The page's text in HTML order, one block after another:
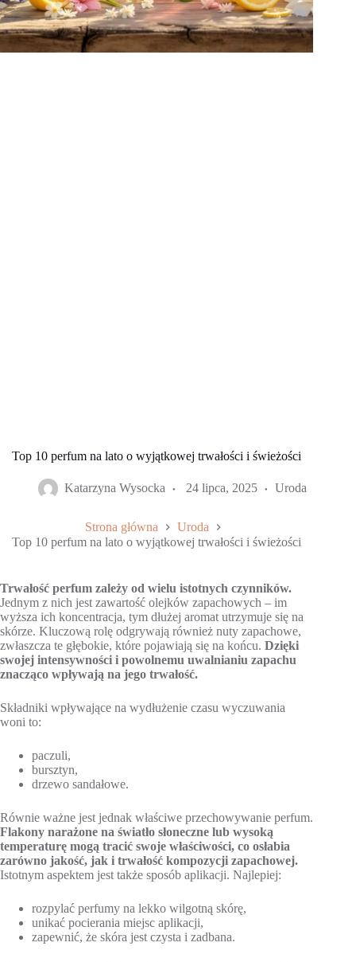
Top 10 perfum na lato o wyjątkowej trwałości i świeżości
Katarzyna Wysocka 24 lipca, 2025 Uroda
Strona główna
Uroda
Top 10 perfum na lato o wyjątkowej trwałości i świeżości
Trwałość perfum zależy od wielu istotnych czynników.
Jednym z nich jest zawartość olejków zapachowych – im
wyższa ich koncentracja, tym dłużej aromat utrzymuje się na
skórze. Kluczową rolę odgrywają również nuty zapachowe,
zwłaszcza te głębokie, które pojawiają się na końcu. Dzięki
swojej intensywności i powolnemu uwalnianiu zapachu
znacząco wpływają na jego trwałość.
Składniki wpływające na wydłużenie czasu wyczuwania
woni to:
paczuli,
bursztyn,
drzewo sandałowe.
Równie ważne jest jednak właściwe przechowywanie perfum.
Flakony narażone na światło słoneczne lub wysoką
temperaturę mogą tracić swoje właściwości, co osłabia
zarówno jakość, jak i trwałość kompozycji zapachowej.
Istotnym aspektem jest także sposób aplikacji. Najlepiej:
rozpylać perfumy na lekko wilgotną skórę,
unikać pocierania miejsc aplikacji,
zapewnić, że skóra jest czysta i zadbana.